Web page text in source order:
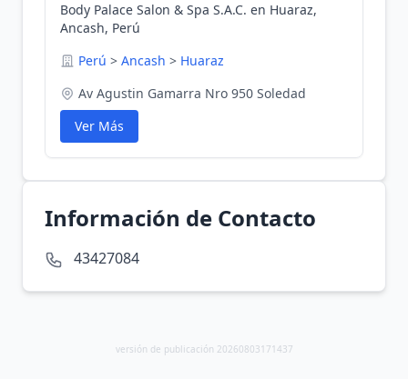
Body Palace Salon & Spa S.A.C. en Huaraz,
Ancash, Perú
Perú > Ancash > Huaraz
Av Agustin Gamarra Nro 950 Soledad
Ver Más
Información de Contacto
43427084
versión de publicación 20260803171437